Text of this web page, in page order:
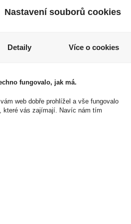
Haribo Quaxi 100g Žáby
Cena za:1 ks
Skladem:
Nastavení souborů cookies
Detaily Více o cookies
fungovalo, jak má.
web dobře prohlížel a vše fungovalo
které vás zajímají. Navíc nám tím